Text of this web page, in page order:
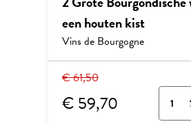
een houten kist
Vins de Bourgogne
€ 61,50
€ 59,70